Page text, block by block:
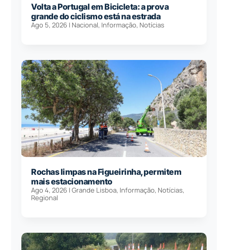
Volta a Portugal em Bicicleta: a prova
grande do ciclismo está na estrada
Ago 5, 2026 | Nacional, Informação, Notícias
Rochas limpas na Figueirinha, permitem
mais estacionamento
Ago 4, 2026 |Grande Lisboa, Informação, Notícias,
Regional